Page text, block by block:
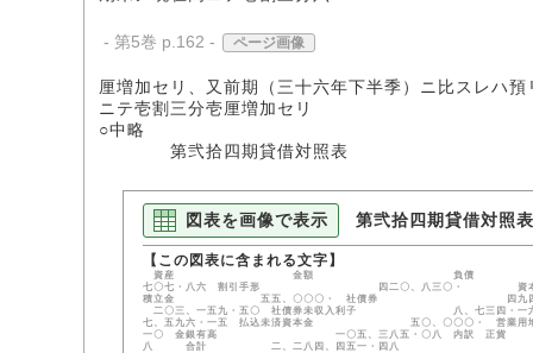
- 第5巻 p.162 - ページ画像
厘増加セリ、又前期（三十六年下半季）ニ比スレハ
ニテ壱割三分壱厘増加セリ
○中略
第弐拾四期貸借対照表
図表を画像で表示 第弐拾四期貸借対照表
資産 金額 負債 金額 貸附金 一
七〇七・八六 割引手形 四二〇、八三〇
積立金 五五、〇〇〇・ 社債券 四九四
二〇三、一五九・五〇 社債券未収入利子
七、五九六・一五 払込未済資本金 五〇、〇〇
一〇 金銀有高 一〇五、三八五・〇八 内訳 正貨 九
八 合計 二、二八四、四五一・四八